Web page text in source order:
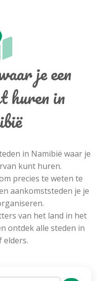
je een
huren in
in Namibië waar je
kunt huren.
precies te weten te
aankomststeden je je
van het land in het
ontdek alle steden in
elders.